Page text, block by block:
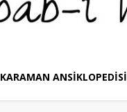
KARAMAN ANSIKLOPEDISI